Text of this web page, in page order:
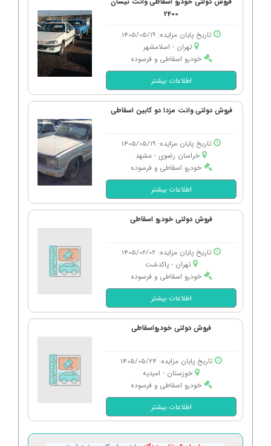
2400
تاریخ پایان مزایده: 1405/05/19
تهران - اسلامشهر
خودرو اسقاطی و فرسوده
اطلاعات بیشتر
فروش دولتی وانت مزدا دو کابین اسقاطی
تاریخ پایان مزایده: 1405/05/19
خراسان رضوی - مشهد
خودرو اسقاطی و فرسوده
اطلاعات بیشتر
فروش دولتی خودرو اسقاطی
تاریخ پایان مزایده: 1405/06/02
تهران - پاكدشت
خودرو اسقاطی و فرسوده
اطلاعات بیشتر
فروش دولتی خودرواسقاطی
تاریخ پایان مزایده: 1405/05/24
خوزستان - امیدیه
خودرو اسقاطی و فرسوده
اطلاعات بیشتر